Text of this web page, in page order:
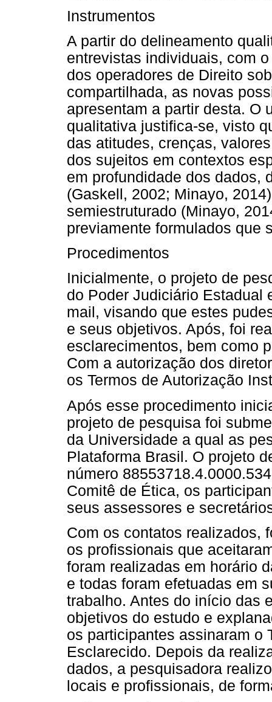
Instrumentos
A partir do delineamento
entrevistas individuais, com
dos operadores de Direito
compartilhada, as novas
apresentam a partir desta. O
qualitativa justifica-se, visto
das atitudes, crenças,
dos sujeitos em contextos
em profundidade dos dados,
(Gaskell, 2002; Minayo,
semiestruturado (Minayo,
previamente formulados que
Procedimentos
Inicialmente, o projeto de
do Poder Judiciário Estadual
mail, visando que estes
e seus objetivos. Após, foi
esclarecimentos, bem como
Com a autorização dos
os Termos de Autorização
Após esse procedimento
projeto de pesquisa foi
da Universidade a qual as
Plataforma Brasil. O projeto
número
Comitê de Ética, os
seus assessores e
Com os contatos realizados,
os profissionais que
foram realizadas em horário
e todas foram efetuadas em
trabalho. Antes do início das
objetivos do estudo e
os participantes assinaram o
Esclarecido. Depois da
dados, a pesquisadora
locais e profissionais, de